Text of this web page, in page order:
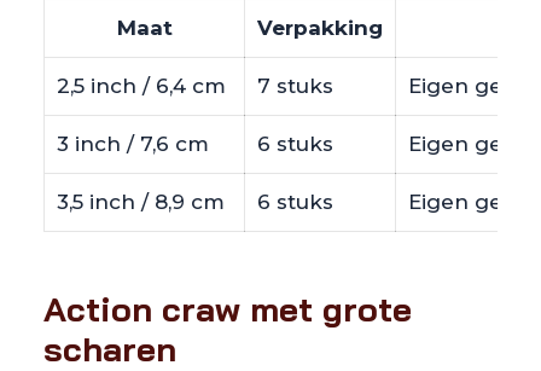
Maat Verpakking
2,5 inch / 6,4 cm 7 stuks Eigen
3 inch / 7,6 cm 6 stuks Eigen
3,5 inch / 8,9 cm 6 stuks Eigen
Action craw met grote
scharen